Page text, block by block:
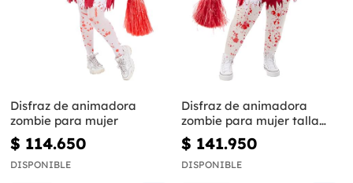
Disfraz de animadora
zombie para mujer
$ 114.650
DISPONIBLE
Disfraz de animadora
zombie para mujer talla
grande
$ 141.950
DISPONIBLE